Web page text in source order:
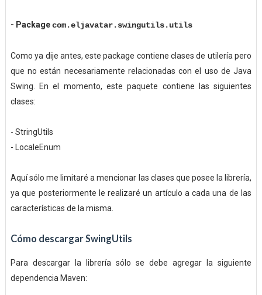
- Packagecom.eljavatar.swingutils.utils
Como ya dije antes, este package contiene clases de utilería pero
que no están necesariamente relacionadas con el uso de Java
Swing. En el momento, este paquete contiene las siguientes
clases:
- StringUtils
- LocaleEnum
Aquí sólo me limitaré a mencionar las clases que posee la librería,
ya que posteriormente le realizaré un artículo a cada una de las
características de la misma.
Cómo descargar SwingUtils
Para descargar la librería sólo se debe agregar la siguiente
dependencia Maven: